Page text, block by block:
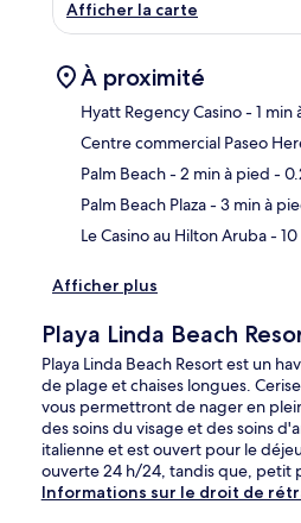
Afficher la carte
À proximité
Hyatt Regency Casino- 1 min
Centre commercial Paseo
Palm Beach- 2 min à pied -
Palm Beach Plaza- 3 min à
Le Casino au Hilton Aruba-
Afficher plus
Playa Linda Beach
Playa Linda Beach Resort est un
de plage et chaises longues.
vous permettront de nager en
des soins du visage et des soins
italienne et est ouvert pour le
ouverte 24 h/24, tandis que, petit
Informations sur le droit de